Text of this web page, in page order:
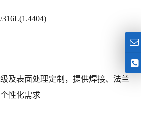
及表面处理定制，提供焊接、法兰
性化需求